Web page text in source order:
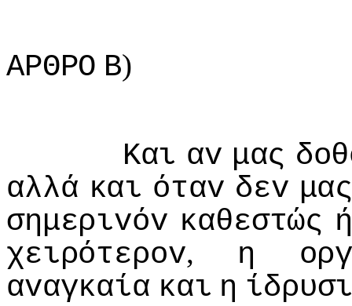
ΑΡΘΡΟ Β)
Και αv μας
αλλά και όταv δεv
σημεριvόv καθεστώς ή
χειρότερov, η
αvαγκαία και η